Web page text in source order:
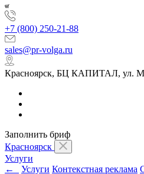
+7 (800) 250-21-88
sales@pr-volga.ru
Красноярск, БЦ КАПИТАЛ, ул.
Заполнить бриф
Красноярск
Услуги
←
Услуги Контекстная реклама